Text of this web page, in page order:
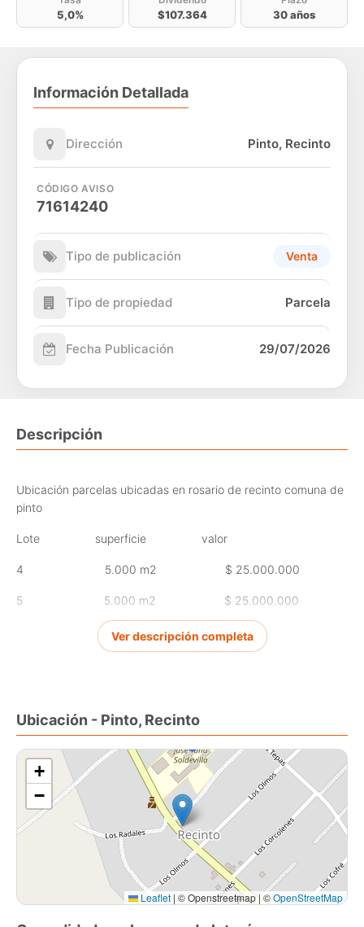
5,0% $107.364 30 años
Información Detallada
Dirección Pinto, Recinto
CÓDIGO AVISO
71614240
Tipo de publicación Venta
Tipo de propiedad Parcela
Fecha Publicación 29/07/2026
Descripción
Ubicación parcelas ubicadas en rosario de recinto comuna de
pinto
Lote superficie valor
4 5.000 m2 $ 25.000.000
5 5.000 m2 $ 25.000.000
6 5.000 m2 $ 25.000.000
Ver descripción completa
Ubicación - Pinto, Recinto
+
−
Leaflet | © Openstreetmap | ©OpenStreetMap